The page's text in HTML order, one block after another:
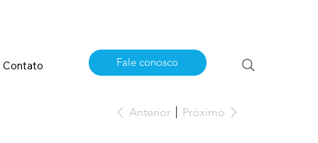
Contato Fale conosco
Anterior Próximo